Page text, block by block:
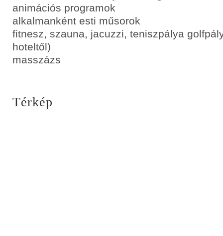
animációs programok
alkalmanként esti műsorok
fitnesz, szauna, jacuzzi, teniszpálya
hoteltől)
masszázs
Térkép